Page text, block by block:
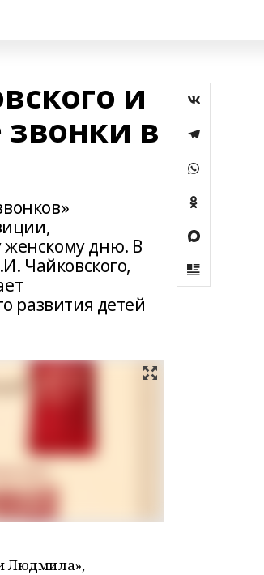
и
в
дню. В
Чайковского,
развития детей
Людмила»,